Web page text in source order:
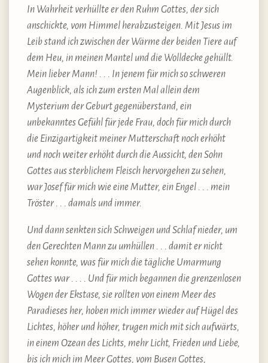
In Wahrheit verhüllte er den Ruhm Gottes, der sich
anschickte, vom Himmel herabzusteigen. Mit Jesus im
Leib stand ich zwischen der Wärme der beiden Tiere auf
dem Heu, in meinen Mantel und die Wolldecke gehüllt.
Mein lieber Mann! . . . In jenem für mich so schweren
Augenblick, als ich zum ersten Mal allein dem
Mysterium der Geburt gegenüberstand, ein
unbekanntes Gefühl für jede Frau, doch für mich durch
die Einzigartigkeit meiner Mutterschaft noch erhöht
und noch weiter erhöht durch die Aussicht, den Sohn
Gottes aus sterblichem Fleisch hervorgehen zu sehen,
war Josef für mich wie eine Mutter, ein Engel . . . mein
Tröster . . . damals und immer.
Und dann senkten sich Schweigen und Schlaf nieder, um
den Gerechten Mann zu umhüllen . . . damit er nicht
sehen konnte, was für mich die tägliche Umarmung
Gottes war . . . . Und für mich begannen die grenzenlosen
Wogen der Ekstase, sie rollten von einem Meer des
Paradieses her, hoben mich immer wieder auf Hügel des
Lichtes, höher und höher, trugen mich mit sich aufwärts,
in einem Ozean des Lichts, mehr Licht, Frieden und Liebe,
bis ich mich im Meer Gottes, vom Busen Gottes,